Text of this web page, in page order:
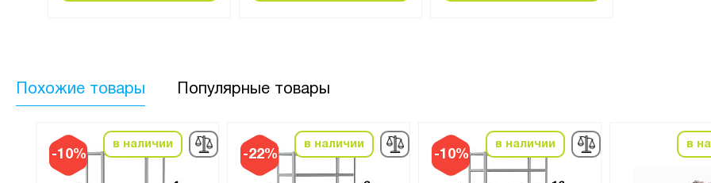
Похожие товары Популярные товары
-10%
в наличии
-22%
в наличии
-10%
в наличии в